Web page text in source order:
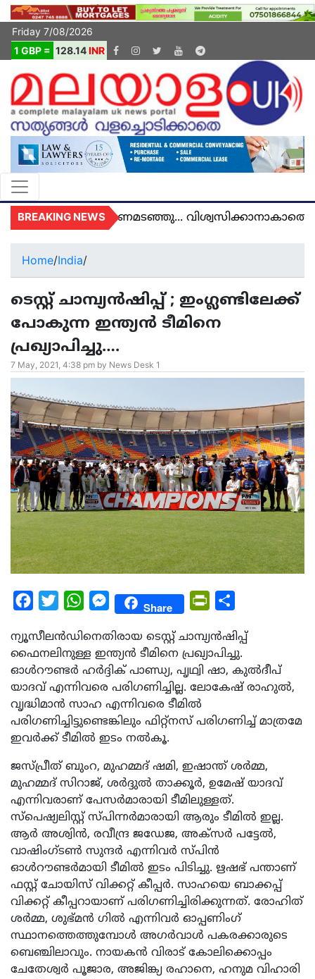
Friday 7/08/2026
1 GBP = 128.14INR
BREAKING NEWS
മരണമടഞ്ഞു... വിശ്വസിക്കാനാകാതെ യുകെ
Home/India/
ടെസ്റ്റ് ചാമ്പ്യൻഷിപ്പ് ; ഇംഗ്ലണ്ടിലേക്ക്
പോകുന്ന ഇന്ത്യൻ ടീമിനെ
പ്രഖ്യാപിച്ചു….
7 May, 2021, 4:38 pm by News Desk 1
Facebook
Twitter WhatsAppMessengerShare PrintFriendly
ന്യൂസീലൻഡിനെതിരായ ടെസ്റ്റ് ചാമ്പ്യൻഷിപ്പ്
ഫൈനലിനുള്ള ഇന്ത്യൻ ടീമിനെ പ്രഖ്യാപിച്ചു.
ഓൾറൗണ്ടർ ഹർദ്ദിക് പാണ്ഡ്യ, പൃഥ്വി ഷാ, കുൽദീപ്
യാദവ് എന്നിവരെ പരിഗണിച്ചില്ല. ലോകേഷ് രാഹുൽ,
വൃദ്ധിമാൻ സാഹ എന്നിവരെ ടീമിൽ
പരിഗണിച്ചിട്ടുണ്ടെങ്കിലും ഫിറ്റ്നസ് പരിഗണിച്ച് മാത്രമേ
ഇവർക്ക് ടീമിൽ ഇടം നൽകൂ.
ജസ്പ്രീത് ബുംറ, മുഹമ്മദ് ഷമി, ഇഷാന്ത് ശർമ്മ,
മുഹമ്മദ് സിറാജ്, ശർദ്ദുൽ താക്കൂർ, ഉമേഷ് യാദവ്
എന്നിവരാണ് പേസർമാരായി ടീമിലുള്ളത്.
സ്പെഷ്യലിസ്റ്റ് സ്പിന്നർമാരായി ആരും ടീമിൽ ഇല്ല.
ആർ അശ്വിൻ, രവീന്ദ്ര ജഡേജ, അക്സർ പട്ടേൽ,
വാഷിംഗ്ടൺ സുന്ദർ എന്നിവർ സ്പിൻ
ഓൾറൗണ്ടർമായി ടീമിൽ ഇടം പിടിച്ചു. ഋഷഭ് പന്താണ്
ഫസ്റ്റ് ചോയിസ് വിക്കറ്റ് കീപ്പർ. സാഹയെ ബാക്കപ്പ്
വിക്കറ്റ് കീപ്പറായാണ് പരിഗണിച്ചിരിക്കുന്നത്. രോഹിത്
ശർമ്മ, ശുഭ്മൻ ഗിൽ എന്നിവർ ഓപ്പണിംഗ്
സ്ഥാനത്തെത്തുമ്പോൾ അഗർവാൾ പകരക്കാരുടെ
ബെഞ്ചിലാവും. നായകൻ വിരാട് കോലിക്കൊപ്പം
ചേതേശ്വർ പൂജാര, അജിങ്ക്യ രഹാനെ, ഹനുമ വിഹാരി